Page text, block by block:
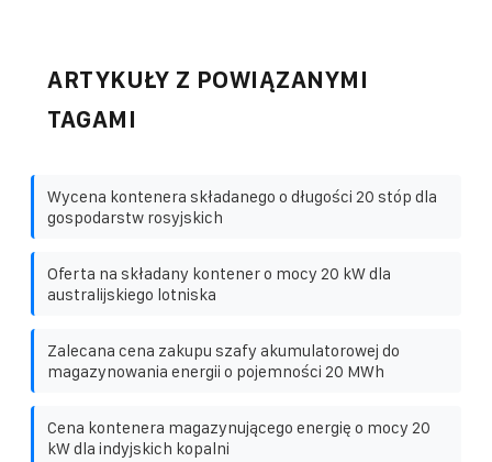
ARTYKUŁY Z POWIĄZANYMI
TAGAMI
Wycena kontenera składanego o długości 20 stóp dla
gospodarstw rosyjskich
Oferta na składany kontener o mocy 20 kW dla
australijskiego lotniska
Zalecana cena zakupu szafy akumulatorowej do
magazynowania energii o pojemności 20 MWh
Cena kontenera magazynującego energię o mocy 20
kW dla indyjskich kopalni